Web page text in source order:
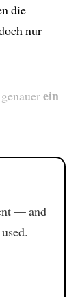
die
nur
ein
— and